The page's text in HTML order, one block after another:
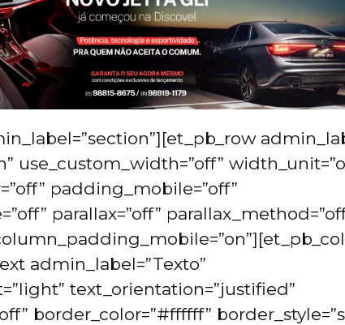
use_custom_width=”off”
padding_mobile=”off”
parallax=”off”
admin_label=”Texto”
text_orientation=”justified”
border_color=”#ffffff”